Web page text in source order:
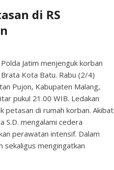
di RS
Jatim menjenguk korban
Kota Batu. Rabu (2/4)
Pujon, Kabupaten Malang,
pukul 21.00 WIB. Ledakan
petasan di rumah korban. Akibat
S.D. mengalami cedera
perawatan intensif. Dalam
sekaligus mengingatkan